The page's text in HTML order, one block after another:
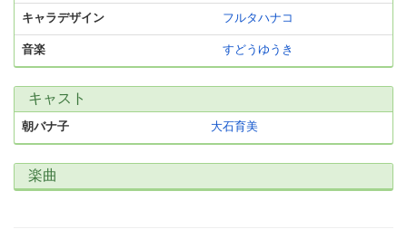
キャラデザイン フルタハナコ
音楽 すどうゆうき
キャスト
朝バナ子 大石育美
楽曲